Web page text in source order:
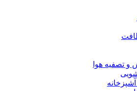
و تصفیه هوا